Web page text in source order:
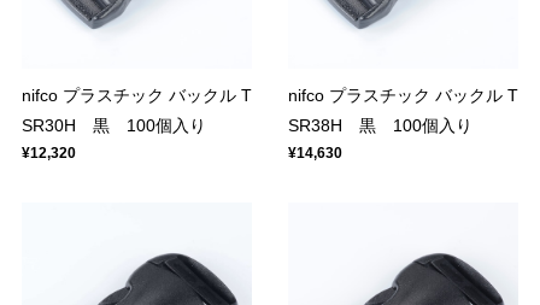
nifco プラスチック バックル T
SR30H 黒 100個入り
¥12,320
nifco プラスチック バックル T
SR38H 黒 100個入り
¥14,630